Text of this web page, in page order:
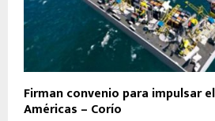
Firman convenio para impulsar
Américas – Corío